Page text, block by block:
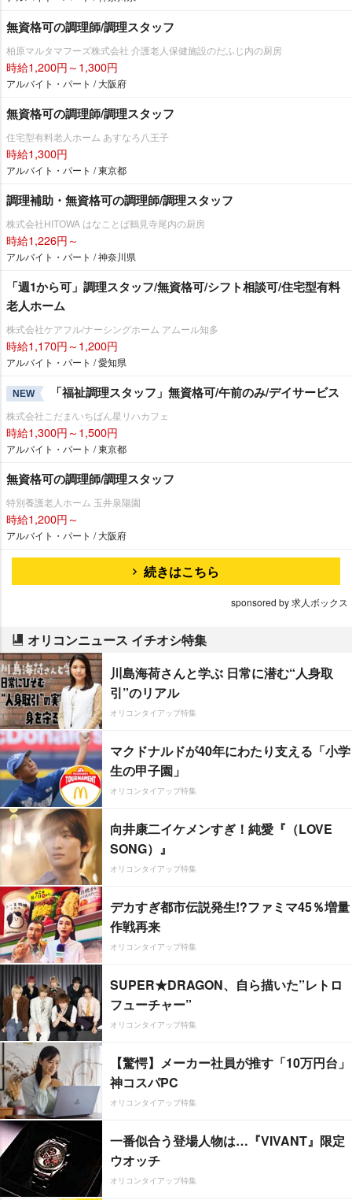
無資格可の調理師/調理スタッフ
柏原マルタマフーズ株式会社 介護老人保健施設のだふじ内の厨房
時給1,200円～1,300円
アルバイト・パート / 大阪府
無資格可の調理師/調理スタッフ
住宅型有料老人ホーム あすなろ八王子
時給1,300円
アルバイト・パート / 東京都
調理補助・無資格可の調理師/調理スタッフ
株式会社HITOWA はなことば鶴見寺尾内の厨房
時給1,226円～
アルバイト・パート / 神奈川県
「週1から可」調理スタッフ/無資格可/シフト相談可/住宅型有料
老人ホーム
株式会社ケアフル/ナーシングホーム アムール知多
時給1,170円～1,200円
アルバイト・パート / 愛知県
NEW 「福祉調理スタッフ」無資格可/午前のみ/デイサービス
株式会社こだま/いちばん星リハカフェ
時給1,300円～1,500円
アルバイト・パート / 東京都
無資格可の調理師/調理スタッフ
特別養護老人ホーム 玉井泉陽園
時給1,200円～
アルバイト・パート / 大阪府
続きはこちら
sponsored by 求人ボックス
オリコンニュース イチオシ特集
川島海荷さんと学ぶ 日常に潜む“人身取
引”のリアル
オリコンタイアップ特集
マクドナルドが40年にわたり支える「小学
生の甲子園」
オリコンタイアップ特集
向井康二イケメンすぎ！純愛『（LOVE
SONG）』
オリコンタイアップ特集
デカすぎ都市伝説発生!?ファミマ45％増量
作戦再来
オリコンタイアップ特集
SUPER★DRAGON、自ら描いた”レトロ
フューチャー”
オリコンタイアップ特集
【驚愕】メーカー社員が推す「10万円台」
神コスパPC
オリコンタイアップ特集
一番似合う登場人物は…『VIVANT』限定
ウオッチ
オリコンタイアップ特集